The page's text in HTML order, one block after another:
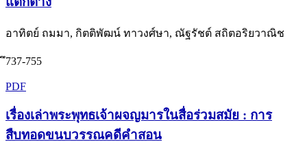
อาทิตย์ ถมมา, กิตติพัฒน์ ทาวงศ์ษา, ณัฐรัชต์ สถิตอริยวาณิช
ึ737-755
PDF
เรื่องเล่าพระพุทธเจ้าผจญมารในสื่อร่วมสมัย : การ
สืบทอดขนบวรรณคดีคำสอน